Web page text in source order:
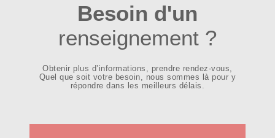
Besoin d'un
renseignement ?
Obtenir plus d’informations, prendre rendez-vous,
Quel que soit votre besoin, nous sommes là pour y
répondre dans les meilleurs délais.